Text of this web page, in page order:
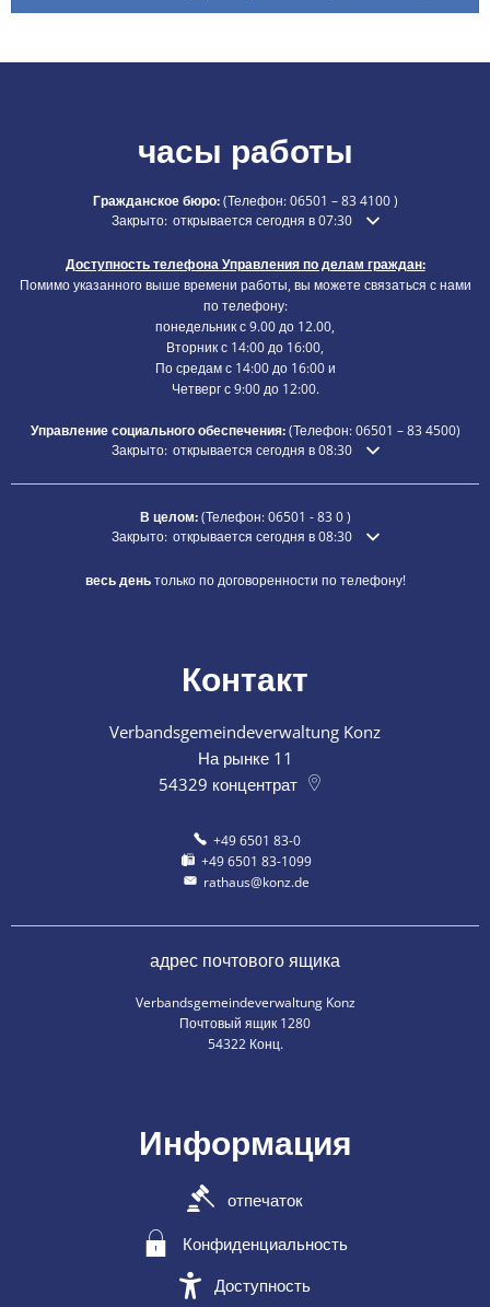
часы работы
Гражданское бюро:(Телефон:06501 – 83 4100)
Нажмите, чтобы скрыть дополнительное время открытия
Закрыто: открывается сегодня в 07:30
Доступность телефона Управления по делам граждан:
Помимо указанного выше времени работы, вы можете связаться с нами
по телефону:
понедельник с 9.00 до 12.00,
Вторник с 14:00 до 16:00,
По средам с 14:00 до 16:00 и
Четверг с 9:00 до 12:00.
Управление социального обеспечения:(Телефон:06501 – 834500)
Нажмите, чтобы скрыть дополнительное время открытия
Закрыто: открывается сегодня в 08:30
В целом:(Телефон:06501 - 83 0)
Нажмите, чтобы скрыть дополнительное время открытия
Закрыто: открывается сегодня в 08:30
весь деньтолько по договоренности по телефону!
Контакт
Verbandsgemeindeverwaltung Konz
На рынке 11
54329 концентрат
+49 6501 83-0
+49 6501 83-1099
rathaus@konz.de
адрес почтового ящика
Verbandsgemeindeverwaltung Konz
Почтовый ящик 1280
54322 Конц.
Информация
отпечаток
Конфиденциальность
Доступность